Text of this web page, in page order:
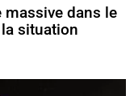
massive dans le
situation